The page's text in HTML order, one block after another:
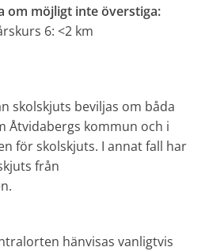
om möjligt inte överstiga:
6: <2 km
skolskjuts beviljas om båda
Åtvidabergs kommun och i
för skolskjuts. I annat fall har
från
hänvisas vanligtvis